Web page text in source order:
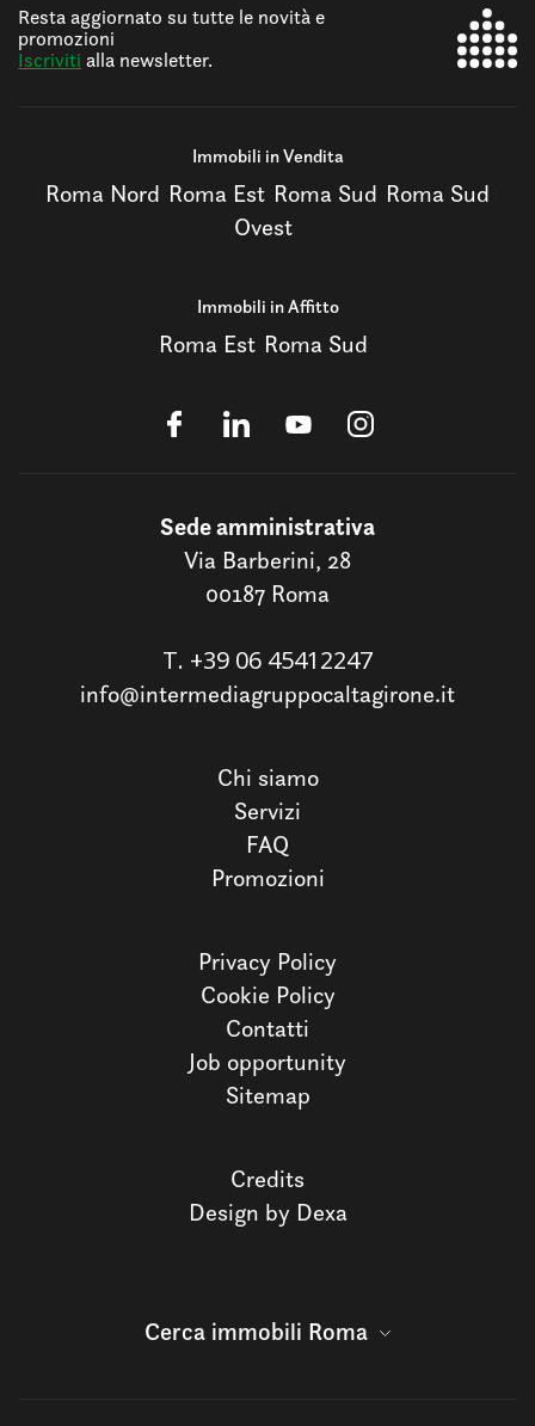
Resta aggiornato su tutte le novità e
promozioni
Iscriviti alla newsletter.
Immobili in Vendita
Roma Nord Roma Est Roma Sud Roma Sud
Ovest
Immobili in Affitto
Roma Est Roma Sud
Sede amministrativa
Via Barberini, 28
00187 Roma
T. +39 06 45412247
info@intermediagruppocaltagirone.it
Chi siamo
Servizi
FAQ
Promozioni
Privacy Policy
Cookie Policy
Contatti
Job opportunity
Sitemap
Credits
Design by Dexa
Cerca immobili Roma